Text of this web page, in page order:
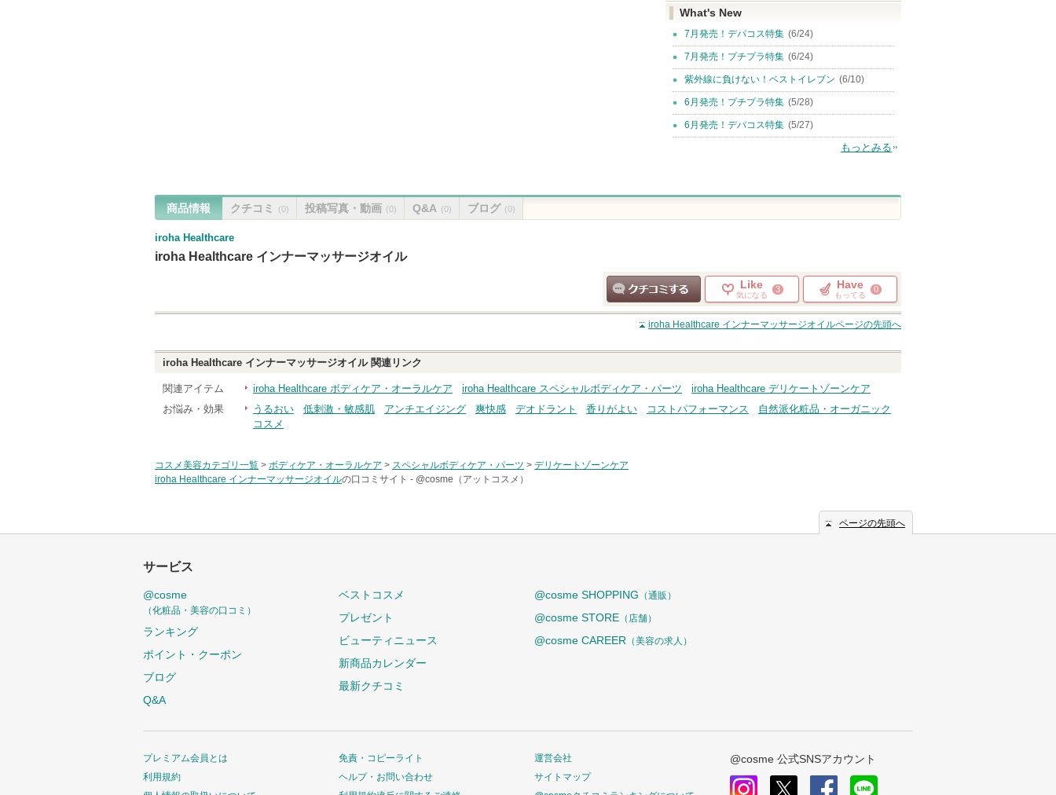
What's New
7月発売！デパコス特集 (6/24)
7月発売！プチプラ特集 (6/24)
紫外線に負けない！ベストイレブン (6/10)
6月発売！プチプラ特集 (5/28)
6月発売！デパコス特集 (5/27)
もっとみる
商品情報 クチコミ (0) 投稿写真・動画 (0) Q&A (0) ブログ (0)
iroha Healthcare
iroha Healthcare インナーマッサージオイル
クチコミする
Like
気になる
3 Have
もってる
0
iroha Healthcare インナーマッサージオイルページの先頭へ
iroha Healthcare インナーマッサージオイル関連リンク
関連アイテム iroha Healthcare ボディケア・オーラルケア iroha Healthcare スペシャルボディケア・パーツ
iroha Healthcare デリケートゾーンケア
お悩み・効果
うるおい 低刺激・敏感肌 アンチエイジング 爽快感 デオドラント 香りがよい コストパフォーマンス
自然派化粧品・オーガニック
コスメ
コスメ美容カテゴリ一覧 > ボディケア・オーラルケア > スペシャルボディケア・パーツ > デリケートゾーンケア
iroha Healthcare インナーマッサージオイルの口コミサイト - @cosme（アットコスメ）
ページの先頭へ
サービス
@cosme
（化粧品・美容の口コミ）
ランキング
ポイント・クーポン
ブログ
Q&A
ベストコスメ
プレゼント
ビューティニュース
新商品カレンダー
最新クチコミ
@cosme SHOPPING （通販）
@cosme STORE （店舗）
@cosme CAREER （美容の求人）
プレミアム会員とは
利用規約
免責・コピーライト
ヘルプ・お問い合わせ
運営会社
サイトマップ
@cosme 公式SNSアカウント